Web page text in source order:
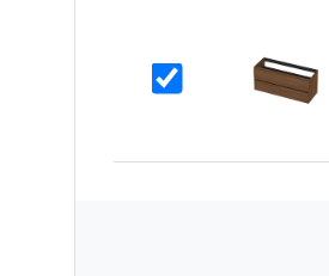
vermeden. Dankzij de
voor dagelijks gebruik.